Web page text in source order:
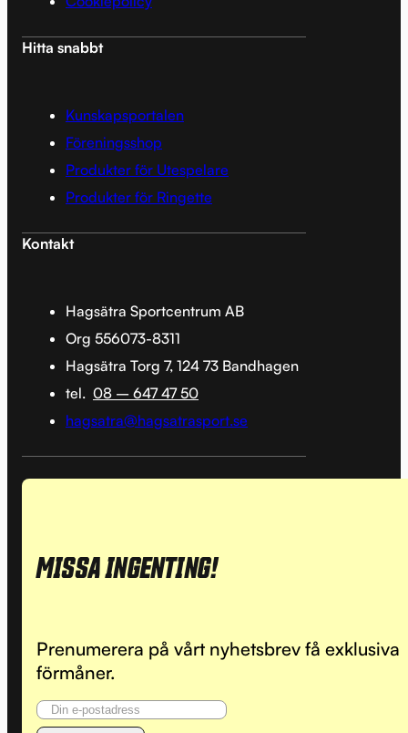
Hitta snabbt
Kunskapsportalen
Föreningsshop
Produkter för Utespelare
Produkter för Ringette
Kontakt
Hagsätra Sportcentrum AB
Org 556073-8311
Hagsätra Torg 7, 124 73 Bandhagen
tel. 08 – 647 47 50
hagsatra@hagsatrasport.se
MISSA INGENTING!
Prenumerera på vårt nyhetsbrev få exklusiva
förmåner.